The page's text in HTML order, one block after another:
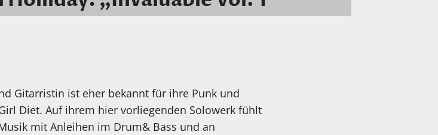
Gitarristin ist eher bekannt für ihre Punk und
Diet. Auf ihrem hier vorliegenden Solowerk fühlt
mit Anleihen im Drum& Bass und an